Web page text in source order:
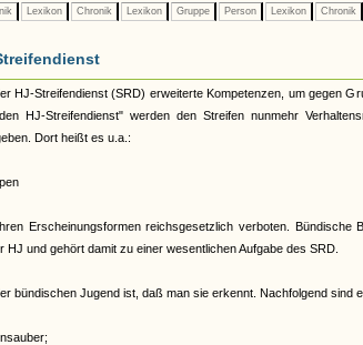
Lexikon Chronik Lexikon Gruppe Person Lexikon Chronik
HJ-Streifendienst (SRD) erweiterte Kompetenzen, um gegen
HJ-Streifendienst" werden den Streifen nunmehr
Dort heißt es u.a.:
Erscheinungsformen reichsgesetzlich verboten.
und gehört damit zu einer wesentlichen Aufgabe des SRD.
bündischen Jugend ist, daß man sie erkennt. Nachfolgend sind